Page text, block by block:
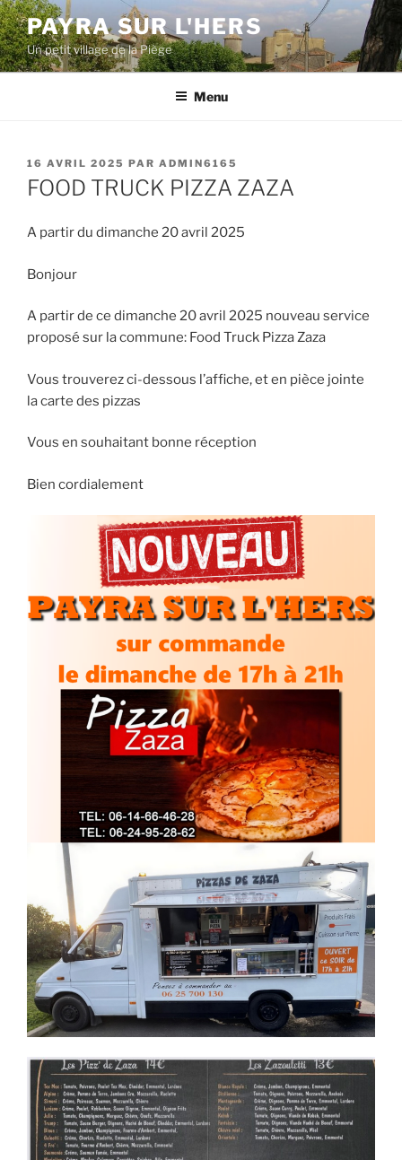
Aller
au
contenu
principal
PAYRA SUR L'HERS
Un petit village de la Piège
Menu
PUBLIÉ
LE
16 AVRIL 2025 PAR ADMIN6165
FOOD TRUCK PIZZA ZAZA
A partir du dimanche 20 avril 2025
Bonjour
A partir de ce dimanche 20 avril 2025 nouveau service
proposé sur la commune: Food Truck Pizza Zaza
Vous trouverez ci-dessous l’affiche, et en pièce jointe
la carte des pizzas
Vous en souhaitant bonne réception
Bien cordialement